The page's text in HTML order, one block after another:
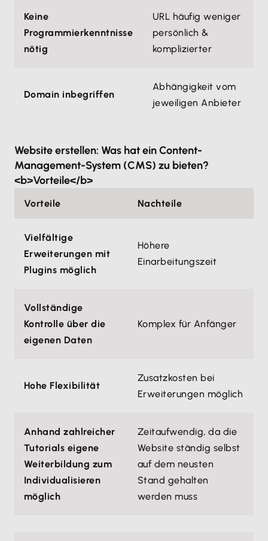
Keine
Programmierkenntnisse
nötig
URL häufig weniger
persönlich &
komplizierter
Domain inbegriffen
Abhängigkeit vom
jeweiligen Anbieter
Website erstellen: Was hat ein Content-
Management-System (CMS) zu bieten?
<b>Vorteile</b>
Vorteile Nachteile
Vielfältige
Erweiterungen mit
Plugins möglich
Höhere
Einarbeitungszeit
Vollständige
Kontrolle über die
eigenen Daten
Komplex für Anfänger
Hohe Flexibilität
Zusatzkosten bei
Erweiterungen möglich
Anhand zahlreicher
Tutorials eigene
Weiterbildung zum
Individualisieren
möglich
Zeitaufwendig, da die
Website ständig selbst
auf dem neusten
Stand gehalten
werden muss